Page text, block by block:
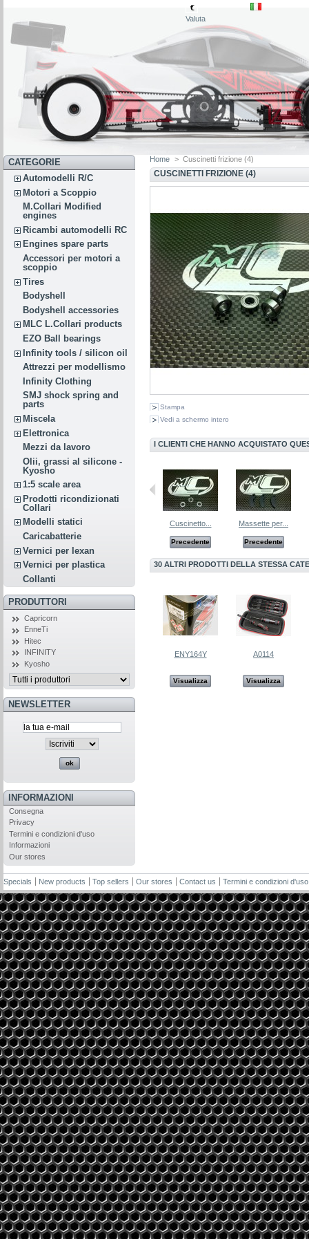
€
Valuta
CATEGORIE
Automodelli R/C
Motori a Scoppio
M.Collari Modified
engines
Ricambi automodelli RC
Engines spare parts
Accessori per motori a
scoppio
Tires
Bodyshell
Bodyshell accessories
MLC L.Collari products
EZO Ball bearings
Infinity tools / silicon oil
Attrezzi per modellismo
Infinity Clothing
SMJ shock spring and
parts
Miscela
Elettronica
Mezzi da lavoro
Olii, grassi al silicone -
Kyosho
1:5 scale area
Prodotti ricondizionati
Collari
Modelli statici
Caricabatterie
Vernici per lexan
Vernici per plastica
Collanti
PRODUTTORI
Capricorn
EnneTi
Hitec
INFINITY
Kyosho
NEWSLETTER
INFORMAZIONI
Consegna
Privacy
Termini e condizioni d'uso
Informazioni
Our stores
Home > Cuscinetti frizione (4)
CUSCINETTI FRIZIONE (4)
Stampa
Vedi a schermo intero
I CLIENTI CHE HANNO ACQUISTATO
dado volano...
Precedente
Cuscinetto...
Precedente
Massette per...
Precedente
30 ALTRI PRODOTTI DELLA STESSA
ENY164Y
Visualizza
A0114
Visualizza
Specials New products Top sellers Our stores Contact us Termini e condizioni d'uso